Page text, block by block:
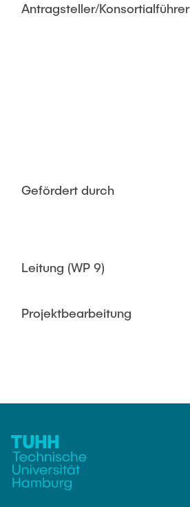
Antragsteller/Konsortialführer
Gefördert durch
Leitung (WP 9)
Projektbearbeitung